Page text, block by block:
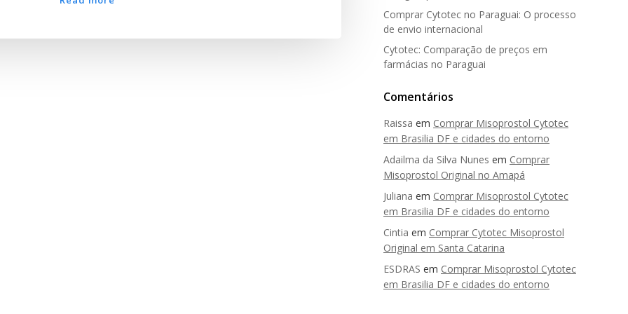
Comprar Cytotec no Paraguai: O processo
de envio internacional
Cytotec: Comparação de preços em
farmácias no Paraguai
Comentários
Raissa em Comprar Misoprostol Cytotec
em Brasilia DF e cidades do entorno
Adailma da Silva Nunes em Comprar
Misoprostol Original no Amapá
Juliana em Comprar Misoprostol Cytotec
em Brasilia DF e cidades do entorno
Cintia em Comprar Cytotec Misoprostol
Original em Santa Catarina
ESDRAS em Comprar Misoprostol Cytotec
em Brasilia DF e cidades do entorno